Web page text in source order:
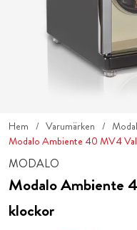
Hem Varumärken
Modalo Ambiente 40 MV4
MODALO
Modalo Ambiente
klockor